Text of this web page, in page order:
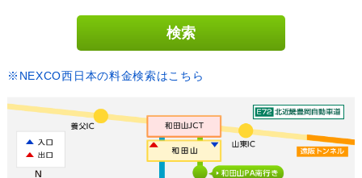
※NEXCO西日本の料金検索はこちら